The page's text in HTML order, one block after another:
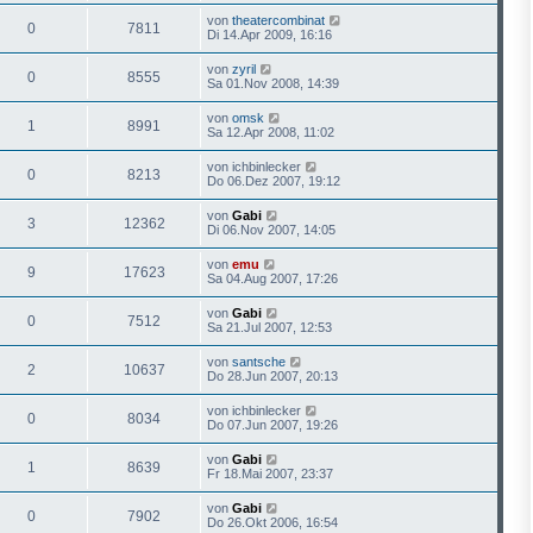
0 7811 von theatercombinat
Di 14.Apr 2009, 16:16
0 8555 von zyril
Sa 01.Nov 2008, 14:39
1 8991 von omsk
Sa 12.Apr 2008, 11:02
0 8213 von ichbinlecker
Do 06.Dez 2007, 19:12
3 12362 von Gabi
Di 06.Nov 2007, 14:05
9 17623 von emu
Sa 04.Aug 2007, 17:26
0 7512 von Gabi
Sa 21.Jul 2007, 12:53
2 10637 von santsche
Do 28.Jun 2007, 20:13
0 8034 von ichbinlecker
Do 07.Jun 2007, 19:26
1 8639 von Gabi
Fr 18.Mai 2007, 23:37
0 7902 von Gabi
Do 26.Okt 2006, 16:54